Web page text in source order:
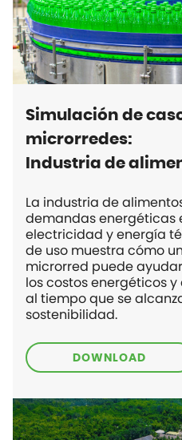
Simulación de
microrredes:
Industria de
La industria de
demandas energéticas
electricidad y energía
de uso muestra cómo
microrred puede
los costos energéticos
al tiempo que se
sostenibilidad.
DOWNLOAD